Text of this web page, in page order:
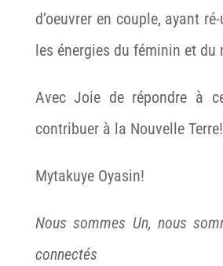
d’oeuvrer en couple, ayant
les énergies du féminin et du
Avec Joie de répondre à
contribuer à la Nouvelle Terre!
Mytakuye Oyasin!
Nous sommes Un, nous
connectés